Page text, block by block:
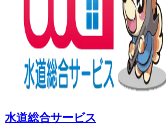
水道総合サービス